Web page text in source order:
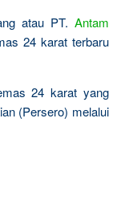
atau PT. Antam
24 karat terbaru
24 karat yang
(Persero) melalui